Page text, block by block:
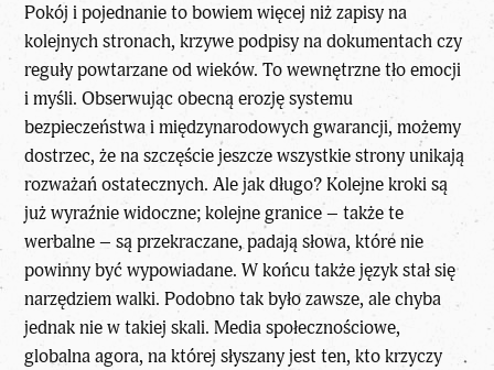
Pokój i pojednanie to bowiem więcej niż zapisy na
kolejnych stronach, krzywe podpisy na dokumentach czy
reguły powtarzane od wieków. To wewnętrzne tło emocji
i myśli. Obserwując obecną erozję systemu
bezpieczeństwa i międzynarodowych gwarancji, możemy
dostrzec, że na szczęście jeszcze wszystkie strony unikają
rozważań ostatecznych. Ale jak długo? Kolejne kroki są
już wyraźnie widoczne; kolejne granice – także te
werbalne – są przekraczane, padają słowa, które nie
powinny być wypowiadane. W końcu także język stał się
narzędziem walki. Podobno tak było zawsze, ale chyba
jednak nie w takiej skali. Media społecznościowe,
globalna agora, na której słyszany jest ten, kto krzyczy